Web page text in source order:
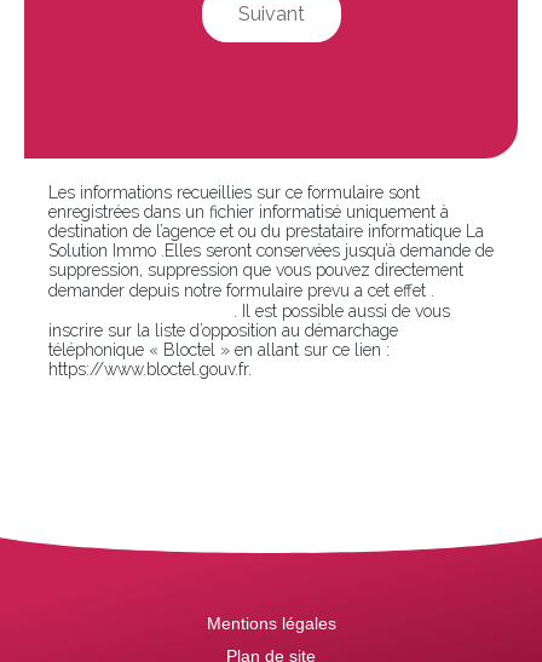
Suivant
Les informations recueillies sur ce formulaire sont
enregistrées dans un fichier informatisé uniquement à
destination de l’agence et ou du prestataire informatique La
Solution Immo .Elles seront conservées jusqu’à demande de
suppression, suppression que vous pouvez directement
demander depuis notre formulaire prevu a cet effet .
. Il est possible aussi de vous
inscrire sur la liste d’opposition au démarchage
téléphonique « Bloctel » en allant sur ce lien :
https://www.bloctel.gouv.fr.
Mentions légales
Plan de site